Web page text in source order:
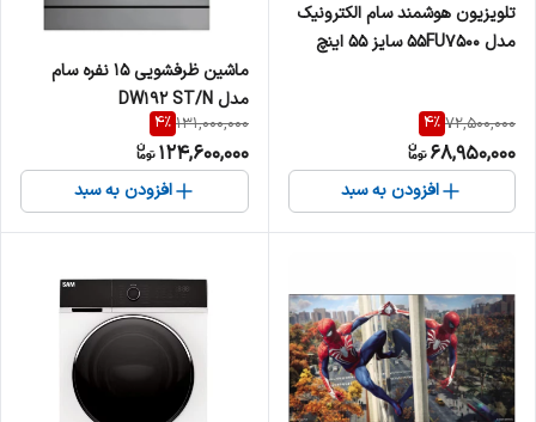
تلویزیون هوشمند سام الکترونیک
مدل 55FU7500 سایز ۵۵ اینچ
72,500,000
4%
68,950,000
افزودن به سبد
ماشین ظرفشویی 15 نفره سام
مدل DW192 ST/N
131,000,000
4%
124,600,000
افزودن به سبد